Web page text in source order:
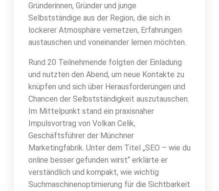
Gründerinnen, Gründer und junge
Selbstständige aus der Region, die sich in
lockerer Atmosphäre vernetzen, Erfahrungen
austauschen und voneinander lernen möchten.
Rund 20 Teilnehmende folgten der Einladung
und nutzten den Abend, um neue Kontakte zu
knüpfen und sich über Herausforderungen und
Chancen der Selbstständigkeit auszutauschen.
Im Mittelpunkt stand ein praxisnaher
Impulsvortrag von Volkan Celik,
Geschäftsführer der Münchner
Marketingfabrik. Unter dem Titel „SEO – wie du
online besser gefunden wirst“ erklärte er
verständlich und kompakt, wie wichtig
Suchmaschinenoptimierung für die Sichtbarkeit